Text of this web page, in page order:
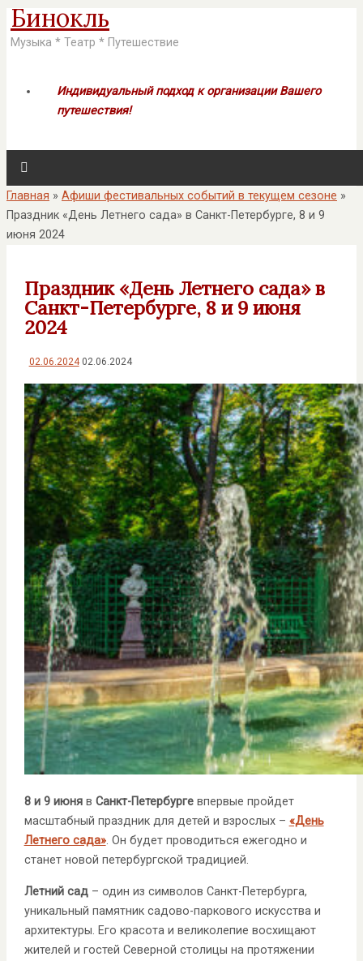
Бинокль
Музыка * Театр * Путешествие
Индивидуальный подход к организации Вашего
путешествия!
Главная » Афиши фестивальных событий в текущем сезоне »
Праздник «День Летнего сада» в Санкт-Петербурге, 8 и 9
июня 2024
Праздник «День Летнего сада» в
Санкт-Петербурге, 8 и 9 июня
2024
02.06.2024 02.06.2024
8 и 9 июняв Санкт-Петербургевпервые пройдет
масштабный праздник для детей и взрослых – «День
Летнего сада». Он будет проводиться ежегодно и
станет новой петербургской традицией.
Летний сад– один из символов Санкт-Петербурга,
уникальный памятник садово-паркового искусства и
архитектуры. Его красота и великолепие восхищают
жителей и гостей Северной столицы на протяжении